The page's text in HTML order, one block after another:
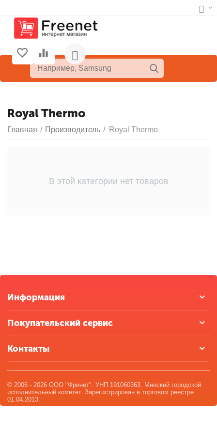
Royal Thermo
Главная / Производитель / Royal Thermo
В этой категории нет товаров
Информация
Покупательский сервис
Контакты
© 2006 - 2026 ООО "Фринет". УНП 191060363. Минский городской
исполнительный комитет. Зарегистрирован в торговом реестре
01.04.2013.